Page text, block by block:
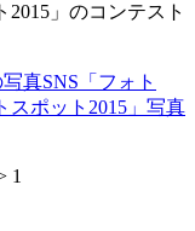
」のコンテスト
真SNS「フォト
スポット2015」写真
1